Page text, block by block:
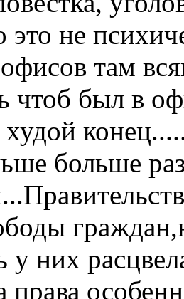
это не
там
чтоб был в
больше
у них
права